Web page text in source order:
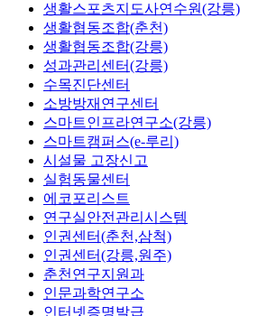
생활스포츠지도사연수원(강릉)
생활협동조합(춘천)
생활협동조합(강릉)
성과관리센터(강릉)
수목진단센터
소방방재연구센터
스마트인프라연구소(강릉)
스마트캠퍼스(e-루리)
시설물 고장신고
실험동물센터
에코포리스트
연구실안전관리시스템
인권센터(춘천,삼척)
인권센터(강릉,원주)
춘천연구지원과
인문과학연구소
인터넷증명발급